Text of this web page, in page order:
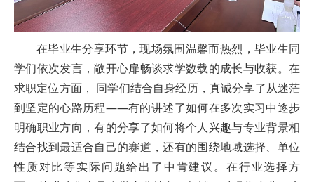
在毕业生分享环节，现场氛围温馨而热烈，毕业生同
学们依次发言，敞开心扉畅谈求学数载的成长与收获。在
求职定位方面， 同学们结合自身经历，真诚分享了从迷茫
到坚定的心路历程——有的讲述了如何在多次实习中逐步
明确职业方向，有的分享了如何将个人兴趣与专业背景相
结合找到最适合自己的赛道，还有的围绕地域选择、单位
性质对比等实际问题给出了中肯建议。在行业选择方